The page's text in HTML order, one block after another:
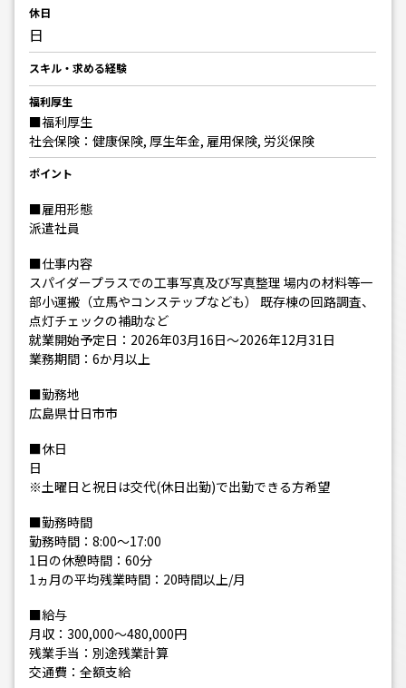
休日
日
スキル・求める経験
福利厚生
■福利厚生
社会保険：健康保険, 厚生年金, 雇用保険, 労災保険
ポイント
■雇用形態
派遣社員
■仕事内容
スパイダープラスでの工事写真及び写真整理 場内の材料等一
部小運搬（立馬やコンステップなども） 既存棟の回路調査、
点灯チェックの補助など
就業開始予定日：2026年03月16日～2026年12月31日
業務期間：6か月以上
■勤務地
広島県廿日市市
■休日
日
※土曜日と祝日は交代(休日出勤)で出勤できる方希望
■勤務時間
勤務時間：8:00～17:00
1日の休憩時間：60分
1ヵ月の平均残業時間：20時間以上/月
■給与
月収：300,000～480,000円
残業手当：別途残業計算
交通費：全額支給